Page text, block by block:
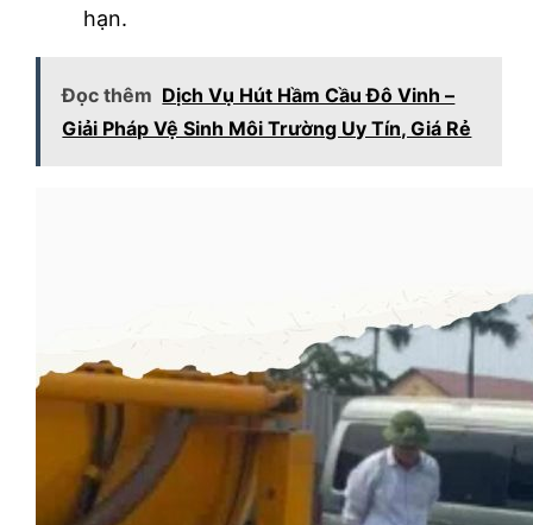
hạn.
Đọc thêm Dịch Vụ Hút Hầm Cầu Đô Vinh –
Giải Pháp Vệ Sinh Môi Trường Uy Tín, Giá Rẻ